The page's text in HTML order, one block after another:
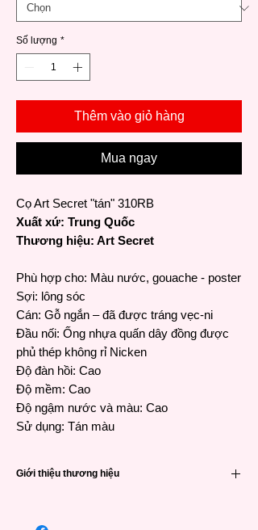
Số lượng *
Thêm vào giỏ hàng
Mua ngay
Cọ Art Secret "tán" 310RB
Xuất xứ: Trung Quốc
Thương hiệu: Art Secret
Phù hợp cho: Màu nước, gouache - poster
Sợi: lông sóc
Cán: Gỗ ngắn – đã được tráng vẹc-ni
Đầu nối: Ống nhựa quấn dây đồng được
phủ thép không rỉ Nicken
Độ đàn hồi: Cao
Độ mềm: Cao
Độ ngậm nước và màu: Cao
Sử dụng: Tán màu
Giới thiệu thương hiệu